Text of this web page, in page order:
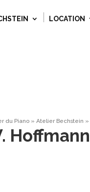
LOCATION
du Piano» Atelier Bechstein »